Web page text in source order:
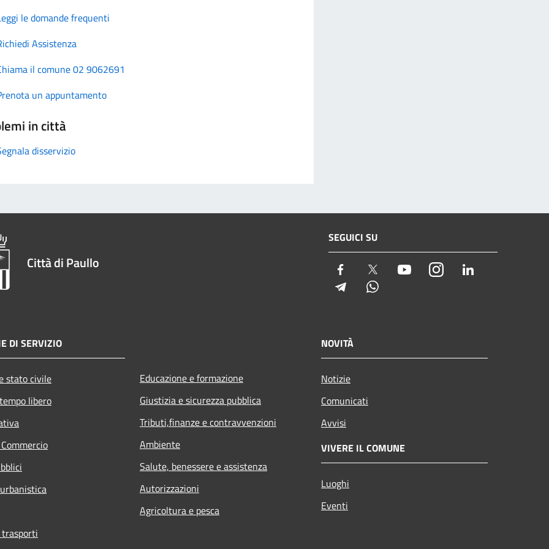
le domande frequenti
Assistenza
il comune 02 9062691
un appuntamento
in città
disservizio
Città di Paullo
SEGUICI SU
Facebook Twitter YoutubeInstagram
Telegram
DI SERVIZIO
stato civile
libero
Educazione e formazione
Giustizia e sicurezza pubblica
Tributi,finanze e contravvenzioni
Ambiente
Salute, benessere e assistenza
Autorizzazioni
Agricoltura e pesca
NOVITÀ
Notizie
Comunicati
Avvisi
VIVERE IL COMUNE
Luoghi
Eventi